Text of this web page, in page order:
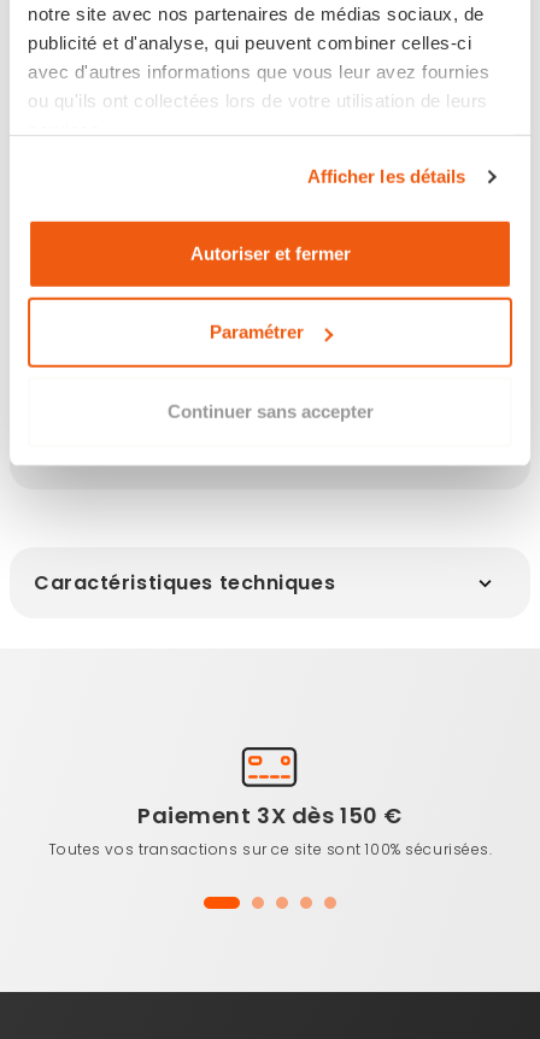
notre site avec nos partenaires de médias sociaux, de
publicité et d'analyse, qui peuvent combiner celles-ci
avec d'autres informations que vous leur avez fournies
ou qu'ils ont collectées lors de votre utilisation de leurs
Afficher les détails
Autoriser et fermer
Paramétrer
Continuer sans accepter
Expédié sous 6 jours ouvrés
Retour sous 14 jours
Caractéristiques techniques
Paiement 3X dès 150 €
Toutes vos transactions sur ce site sont 100% sécurisées.